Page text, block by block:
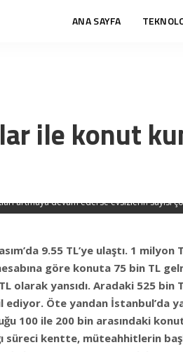
ANA SAYFA
ile konut
artmaya devam ederse evsizlerin sayısı
9.55 TL’ye ulaştı. 1 milyon
göre konuta 75 bin TL
olarak yansıdı. Aradaki 525 bin
Öte yandan İstanbul’da
100 ile 200 bin arasındaki
süreci kentte, müteahhitlerin